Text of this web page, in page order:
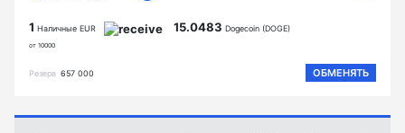
1 Наличные EUR
от 10000
15.0483 Dogecoin (DOGE)
Резерв 657 000 ОБМЕНЯТЬ